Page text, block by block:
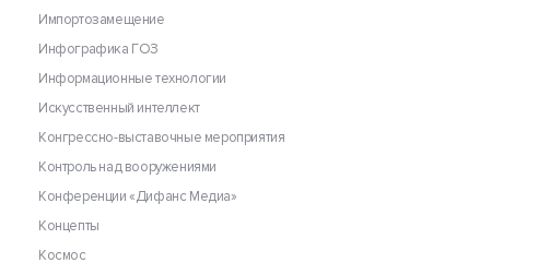
Импортозамещение
Инфографика ГОЗ
Информационные технологии
Искусственный интеллект
Конгрессно-выставочные мероприятия
Контроль над вооружениями
Конференции «Дифанс Медиа»
Концепты
Космос